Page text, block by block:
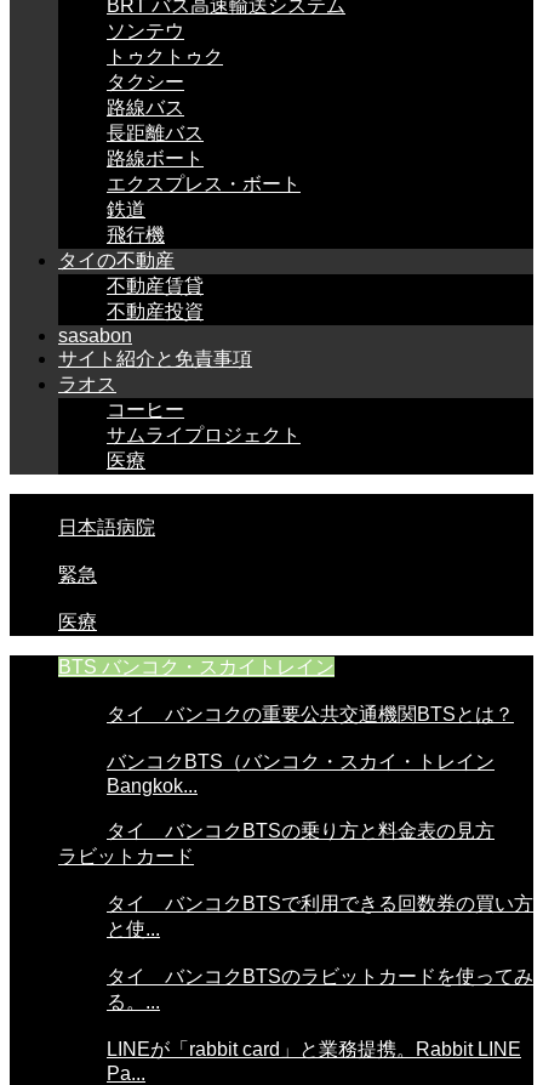
BRT バス高速輸送システム
ソンテウ
トゥクトゥク
タクシー
路線バス
長距離バス
路線ボート
エクスプレス・ボート
鉄道
飛行機
タイの不動産
不動産賃貸
不動産投資
sasabon
サイト紹介と免責事項
ラオス
コーヒー
サムライプロジェクト
医療
日本語病院
緊急
医療
BTS バンコク・スカイトレイン
タイ バンコクの重要公共交通機関BTSとは？
バンコクBTS（バンコク・スカイ・トレイン
Bangkok...
タイ バンコクBTSの乗り方と料金表の見方
ラビットカード
タイ バンコクBTSで利用できる回数券の買い方
と使...
タイ バンコクBTSのラビットカードを使ってみ
る。...
LINEが「rabbit card」と業務提携。Rabbit LINE
Pa...